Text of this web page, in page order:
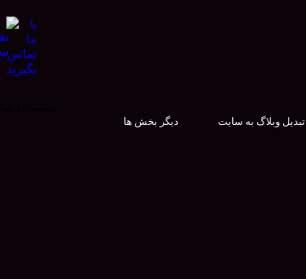
دیگر بخش ها تبدیل وبلاگ به سایت